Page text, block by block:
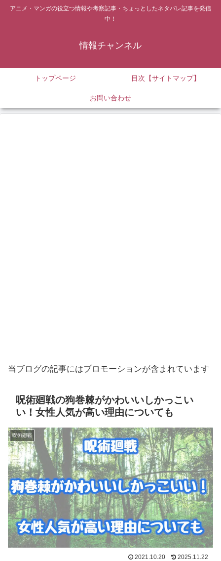
アニメ・マンガの役立つ情報や考察記事・ちょっとしたネタバレ記事を発信
中！
情報チャンネル
トップページ 目次【サイトマップ】
お問い合わせ
当ブログの記事にはプロモーションが含まれています
呪術廻戦の狗巻棘がかわいいしかっこい
い！女性人気が高い理由についても
呪術廻戦
2021.10.20 2025.11.22